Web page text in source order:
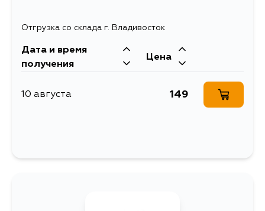
Отгрузка со склада г. Владивосток
Дата и время
получения
Цена
10 августа 149